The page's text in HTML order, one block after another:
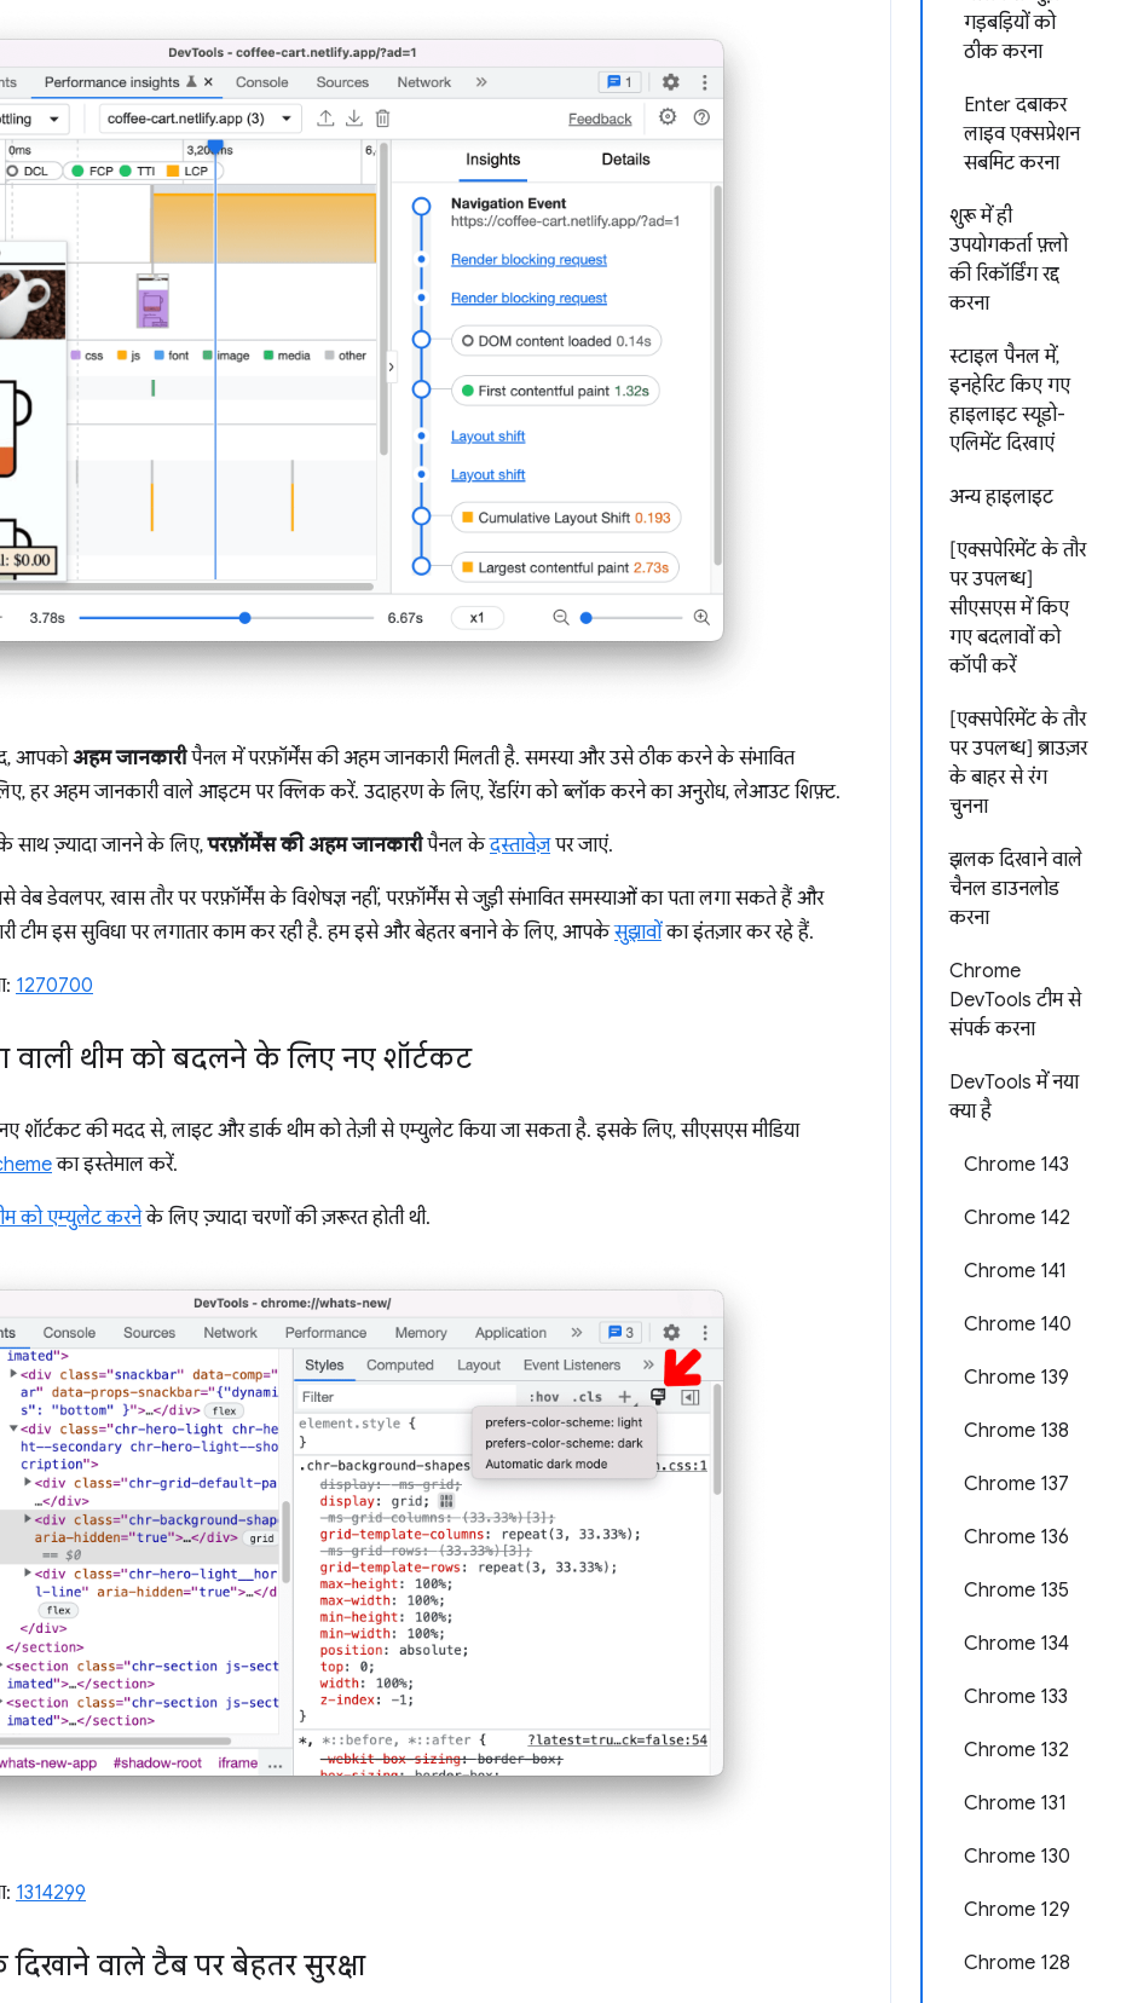
गड़बड़ियों को
ठीक करना
Enter दबाकर
लाइव एक्सप्रेशन
सबमिट करना
शुरू में ही
उपयोगकर्ता फ़्लो
की रिकॉर्डिंग रद्द
करना
स्टाइल पैनल में,
इनहेरिट किए गए
हाइलाइट स्यूडो-
एलिमेंट दिखाएं
अन्य हाइलाइट
[एक्सपेरिमेंट के तौर
पर उपलब्ध]
सीएसएस में किए
गए बदलावों को
कॉपी करें
[एक्सपेरिमेंट के तौर
पर उपलब्ध] ब्राउज़र
के बाहर से रंग
चुनना
झलक दिखाने वाले
चैनल डाउनलोड
करना
Chrome
DevTools टीम से
संपर्क करना
DevTools में नया
क्या है
Chrome 143
Chrome 142
Chrome 141
Chrome 140
Chrome 139
Chrome 138
Chrome 137
Chrome 136
Chrome 135
Chrome 134
Chrome 133
Chrome 132
Chrome 131
Chrome 130
Chrome 129
Chrome 128
आपकोअहम जानकारीपैनल में परफ़ॉर्मेंस की अहम जानकारी मिलती है. समस्या और उसे ठीक करने के संभावित
हर अहम जानकारी वाले आइटम पर क्लिक करें. उदाहरण के लिए, रेंडरिंग को ब्लॉक करने का अनुरोध, लेआउट शिफ़्ट.
साथ ज़्यादा जानने के लिए,परफ़ॉर्मेंस की अहम जानकारीपैनल केदस्तावेज़पर जाएं.
वेब डेवलपर, खास तौर पर परफ़ॉर्मेंस के विशेषज्ञ नहीं, परफ़ॉर्मेंस से जुड़ी संभावित समस्याओं का पता लगा सकते हैं और
टीम इस सुविधा पर लगातार काम कर रही है. हम इसे और बेहतर बनाने के लिए, आपकेसुझावोंका इंतज़ार कर रहे हैं.
1270700
थीम को बदलने के लिए नए शॉर्टकट
शॉर्टकट की मदद से, लाइट और डार्क थीम को तेज़ी से एम्युलेट किया जा सकता है. इसके लिए, सीएसएस मीडिया
का इस्तेमाल करें.
को एम्युलेट करनेके लिए ज़्यादा चरणों की ज़रूरत होती थी.
1314299
वाले टैब पर बेहतर सुरक्षा